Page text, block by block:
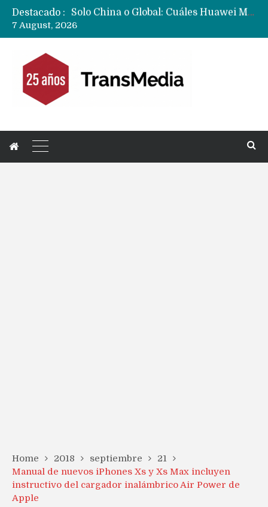
Destacado :
Data Centers de Huawei en Chile, México, Brasil,Perú y Argentina podrían verse afectados por arremetida de EE.UU
7 August, 2026
Home 2018 septiembre
21
Manual de nuevos iPhones Xs y Xs Max incluyen
instructivo del cargador inalámbrico Air Power de
Apple